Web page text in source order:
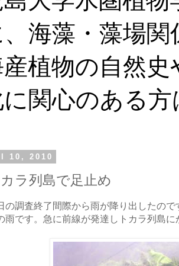
、海藻・藻場
植物の自然
関心のある
10, 2010
カラ列島で足止め
の調査終了間際から雨が降り出したの
雨です。急に前線が発達しトカラ列島